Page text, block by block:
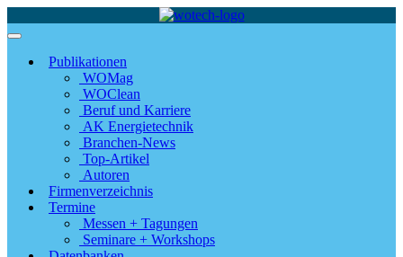
Publikationen
WOMag
WOClean
Beruf und Karriere
AK Energietechnik
Branchen-News
Top-Artikel
Autoren
Firmenverzeichnis
Termine
Messen + Tagungen
Seminare + Workshops